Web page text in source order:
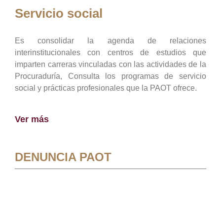
Servicio social
Es consolidar la agenda de relaciones
interinstitucionales con centros de estudios que
imparten carreras vinculadas con las actividades de la
Procuraduría, Consulta los programas de servicio
social y prácticas profesionales que la PAOT ofrece.
Ver más
DENUNCIA PAOT